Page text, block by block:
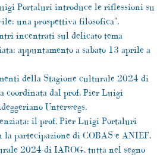
Portaluri introduce le riflessioni su
una prospettiva filosofica".
incentrati sul delicato tema
appuntamento a sabato 13 aprile a
della Stagione culturale 2024 di
coordinata dal prof. Pier Luigi
Unterwegs.
il prof. Pier Luigi Portaluri
partecipazione di COBAS e ANIEF.
2024 di IAROG, tutta nel segno